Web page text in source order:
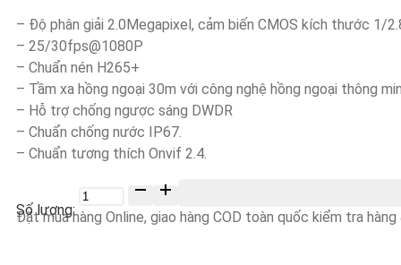
– Độ phân giải 2.0Megapixel, cảm biến CMOS kích thước 1/
– 25/30fps@1080P
– Chuẩn nén H265+
– Tầm xa hồng ngoại 30m với công nghệ hồng ngoại thông
– Hỗ trợ chống ngược sáng DWDR
– Chuẩn chống nước IP67.
– Chuẩn tương thích Onvif 2.4.
Số
lượng
Đặt mua hàng Online, giao hàng COD toàn quốc kiểm tra